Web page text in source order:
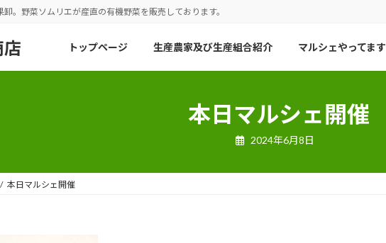
。野菜ソムリエが産直の有機野菜を販売しております。
トップページ 生産農家及び生産組合紹介 マルシェやってます
本日マルシェ開催
2024年6月8日
本日マルシェ開催